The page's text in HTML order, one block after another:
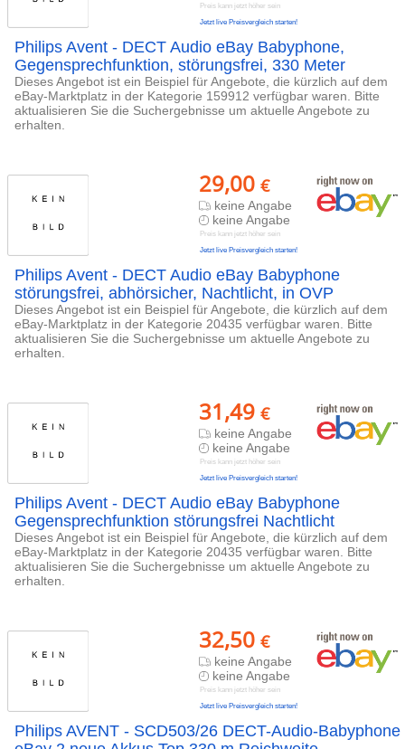
Preis kann jetzt höher sein
Jetzt live Preisvergleich starten!
Philips Avent - DECT Audio eBay Babyphone,
Gegensprechfunktion, störungsfrei, 330 Meter
Dieses Angebot ist ein Beispiel für Angebote, die kürzlich auf dem
eBay-Marktplatz in der Kategorie 159912 verfügbar waren. Bitte
aktualisieren Sie die Suchergebnisse um aktuelle Angebote zu
erhalten.
29,00 €
keine Angabe
keine Angabe
Preis kann jetzt höher sein
Jetzt live Preisvergleich starten!
Philips Avent - DECT Audio eBay Babyphone
störungsfrei, abhörsicher, Nachtlicht, in OVP
Dieses Angebot ist ein Beispiel für Angebote, die kürzlich auf dem
eBay-Marktplatz in der Kategorie 20435 verfügbar waren. Bitte
aktualisieren Sie die Suchergebnisse um aktuelle Angebote zu
erhalten.
31,49 €
keine Angabe
keine Angabe
Preis kann jetzt höher sein
Jetzt live Preisvergleich starten!
Philips Avent - DECT Audio eBay Babyphone
Gegensprechfunktion störungsfrei Nachtlicht
Dieses Angebot ist ein Beispiel für Angebote, die kürzlich auf dem
eBay-Marktplatz in der Kategorie 20435 verfügbar waren. Bitte
aktualisieren Sie die Suchergebnisse um aktuelle Angebote zu
erhalten.
32,50 €
keine Angabe
keine Angabe
Preis kann jetzt höher sein
Jetzt live Preisvergleich starten!
Philips AVENT - SCD503/26 DECT-Audio-Babyphone